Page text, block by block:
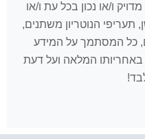
ו/או נכון בכל עת ו/או
הנוטריון משתנים,
כל המסתמך על המידע
באחריותו המלאה ועל דעת